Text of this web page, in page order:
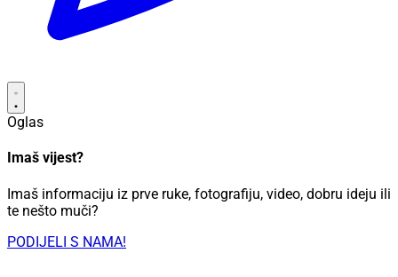
Oglas
Imaš vijest?
Imaš informaciju iz prve ruke, fotografiju, video, dobru ideju ili
te nešto muči?
PODIJELI S NAMA!